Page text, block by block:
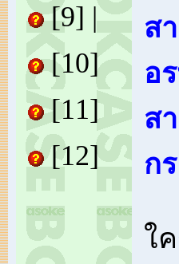
[9] |
[10]
[11]
[12]
ส
อ
ส
ก
ใ